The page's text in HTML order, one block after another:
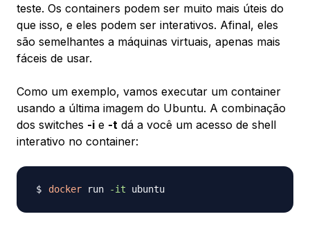
teste. Os containers podem ser muito mais úteis do
que isso, e eles podem ser interativos. Afinal, eles
são semelhantes a máquinas virtuais, apenas mais
fáceis de usar.
Como um exemplo, vamos executar um container
usando a última imagem do Ubuntu. A combinação
dos switches -i e -t dá a você um acesso de shell
interativo no container:
docker run -it